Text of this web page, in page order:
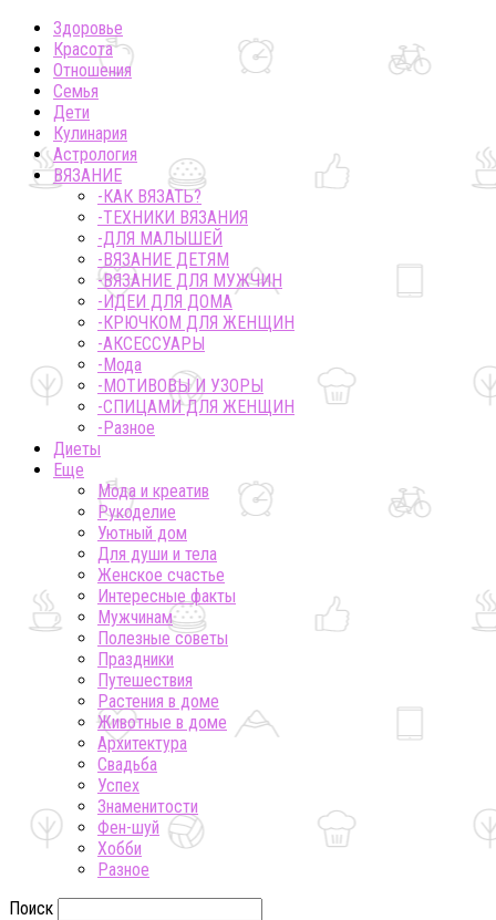
Здоровье
Красота
Отношения
Семья
Дети
Кулинария
Астрология
ВЯЗАНИЕ
-КАК ВЯЗАТЬ?
-ТЕХНИКИ ВЯЗАНИЯ
-ДЛЯ МАЛЫШЕЙ
-ВЯЗАНИЕ ДЕТЯМ
-ВЯЗАНИЕ ДЛЯ МУЖЧИН
-ИДЕИ ДЛЯ ДОМА
-КРЮЧКОМ ДЛЯ ЖЕНЩИН
-AКСЕССУАРЫ
-Мода
-МОТИВОВЫ И УЗОРЫ
-СПИЦАМИ ДЛЯ ЖЕНЩИН
-Разное
Диеты
Еще
Мода и креатив
Рукоделие
Уютный дом
Для души и тела
Женское счастье
Интересные факты
Мужчинам
Полезные советы
Праздники
Путешествия
Растения в доме
Животные в доме
Архитектура
Свадьба
Успех
Знаменитости
Фен-шуй
Хобби
Разное
Поиск